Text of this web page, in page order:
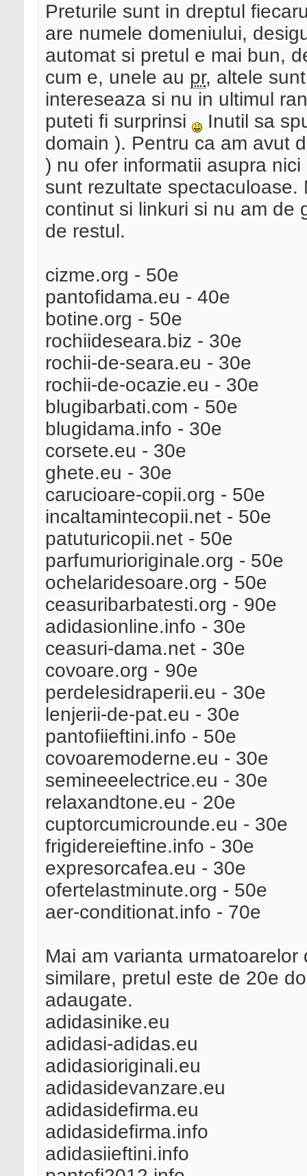
Preturile sunt in dreptul
are numele domeniului,
automat si pretul e mai bun,
cum e, unele au pr, altele
intereseaza si nu in ultimul
puteti fi surprinsi
Inutil sa
domain ). Pentru ca am avut
) nu ofer informatii asupra
sunt rezultate
continut si linkuri si nu am de
de restul.
cizme.org - 50e
pantofidama.eu - 40e
botine.org - 50e
rochiideseara.biz - 30e
rochii-de-seara.eu - 30e
rochii-de-ocazie.eu - 30e
blugibarbati.com - 50e
blugidama.info - 30e
corsete.eu - 30e
ghete.eu - 30e
carucioare-copii.org - 50e
incaltamintecopii.net - 50e
patuturicopii.net - 50e
parfumurioriginale.org - 50e
ochelaridesoare.org - 50e
ceasuribarbatesti.org - 90e
adidasionline.info - 30e
ceasuri-dama.net - 30e
covoare.org - 90e
perdelesidraperii.eu - 30e
lenjerii-de-pat.eu - 30e
pantofiieftini.info - 50e
covoaremoderne.eu - 30e
semineeelectrice.eu - 30e
relaxandtone.eu - 20e
cuptorcumicrounde.eu - 30e
frigidereieftine.info - 30e
expresorcafea.eu - 30e
ofertelastminute.org - 50e
aer-conditionat.info - 70e
Mai am varianta
similare, pretul este de 20e
adaugate.
adidasinike.eu
adidasi-adidas.eu
adidasioriginali.eu
adidasidevanzare.eu
adidasidefirma.eu
adidasidefirma.info
adidasiieftini.info